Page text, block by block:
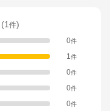
(1 件)
0件
1件
0件
0件
0件